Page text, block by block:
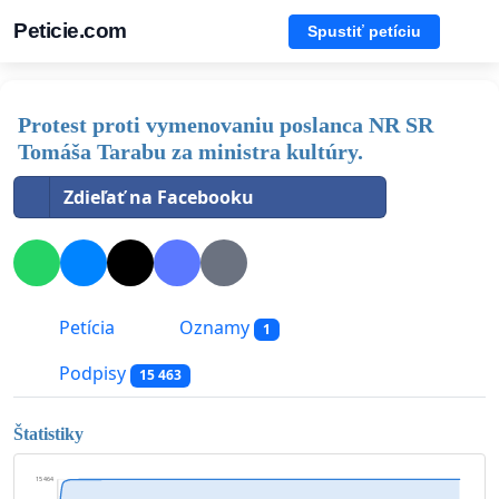
Peticie.com Spustiť petíciu
Protest proti vymenovaniu poslanca NR SR
Tomáša Tarabu za ministra kultúry.
Zdieľať na Facebooku
Petícia Oznamy 1
Podpisy 15 463
Štatistiky
15 464